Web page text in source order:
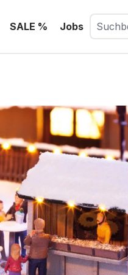
SALE % Jobs